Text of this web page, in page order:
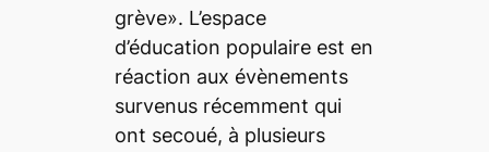
grève». L’espace
d’éducation populaire est en
réaction aux évènements
survenus récemment qui
ont secoué, à plusieurs